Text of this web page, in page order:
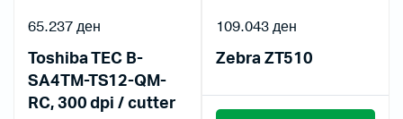
Toshiba TEC B-
SA4TM-TS12-QM-
RC, 300 dpi / cutter
65.237ден
Zebra ZT510
109.043ден